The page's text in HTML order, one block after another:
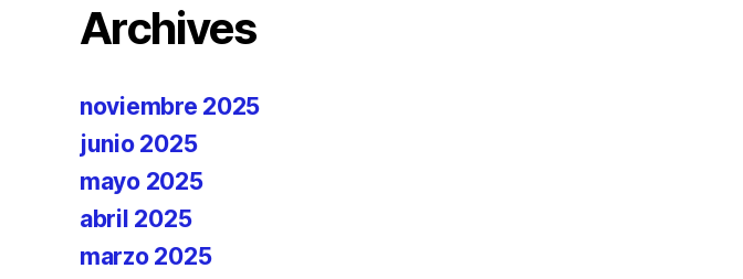
Archives
noviembre 2025
junio 2025
mayo 2025
abril 2025
marzo 2025